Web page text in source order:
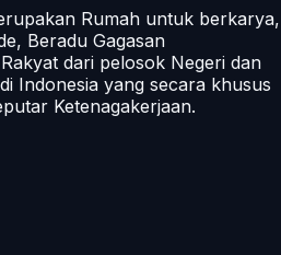
Rumah untuk berkarya,
Beradu Gagasan
dari pelosok Negeri dan
Indonesia yang secara khusus
Ketenagakerjaan.